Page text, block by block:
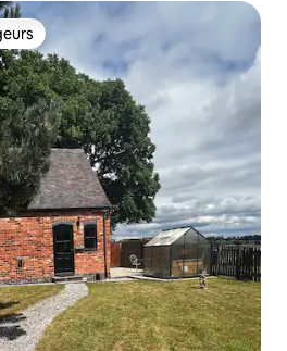
les plus appréciés